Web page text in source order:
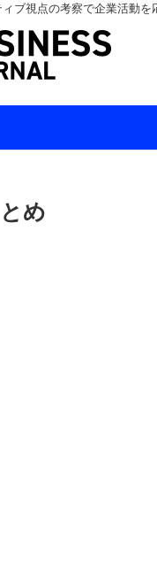
ブ視点の考察で企業活動
め